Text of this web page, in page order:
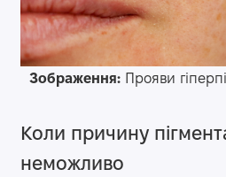
Зображення: Прояви
Коли причину
неможливо